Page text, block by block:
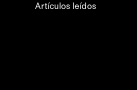
Artículos leídos